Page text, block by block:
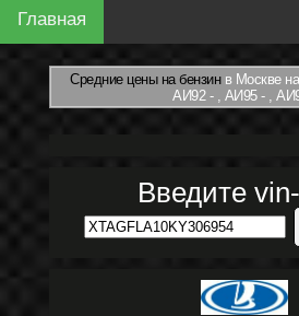
Главная
Средние цены на бензинв Москве
АИ92 - , АИ95 - ,
Введите